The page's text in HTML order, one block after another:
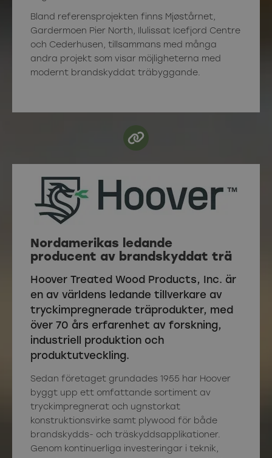
Bland referensprojekten finns Mjøstårnet,
Gardermoen Pier North, Ilulissat Icefjord Centre
och Cederhusen, tillsammans med många
andra projekt som visar möjligheterna med
modernt brandskyddat träbyggande.
Nordamerikas ledande
producent av brandskyddat trä
Hoover Treated Wood Products, Inc. är
en av världens ledande tillverkare av
tryckimpregnerade träprodukter, med
över 70 års erfarenhet av forskning,
industriell produktion och
produktutveckling.
Sedan företaget grundades 1955 har Hoover
byggt upp ett omfattande sortiment av
tryckimpregnerat och ugnstorkat
konstruktionsvirke samt plywood för både
brandskydds- och träskyddsapplikationer.
Genom kontinuerliga investeringar i teknik,